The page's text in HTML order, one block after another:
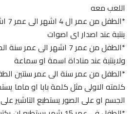
اللعب معه
*الطفل من
ينتبة عند اصدار اى اصوات
*الطفل من عمر 7 اشهر الى عمر
ولاينتبة عند مناداة اسمة او سماعة
*الطفل من عمر سنة الى عمر سنتين
كلمته الاولى مثل كلمة بابا او ماما
الجسم او على الصور يستطيع التاشير على